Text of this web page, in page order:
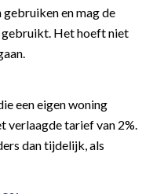
en mag de
Het hoeft niet
een eigen woning
verlaagde tarief van 2%.
dan tijdelijk, als